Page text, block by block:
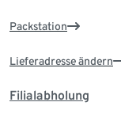
Packstation
Lieferadresse ändern
Filialabholung